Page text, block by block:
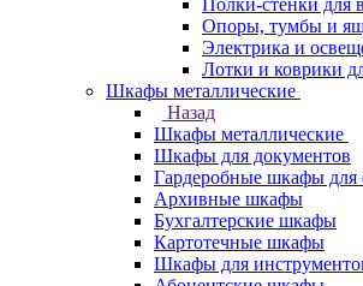
Полки-стенки для
Опоры, тумбы и
Электрика и
Лотки и коврики
Шкафы металлические
Назад
Шкафы металлические
Шкафы для документов
Гардеробные шкафы для
Архивные шкафы
Бухгалтерские шкафы
Картотечные шкафы
Шкафы для